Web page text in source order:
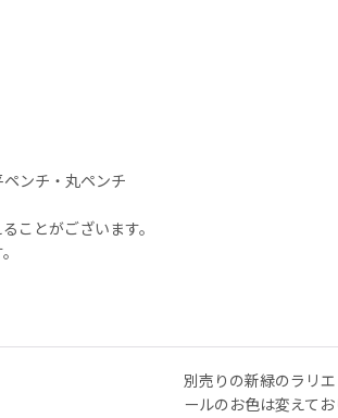
ペンチ・丸ペンチ
ことがございます。
別売りの新緑のラリ
ールのお色は変えてお